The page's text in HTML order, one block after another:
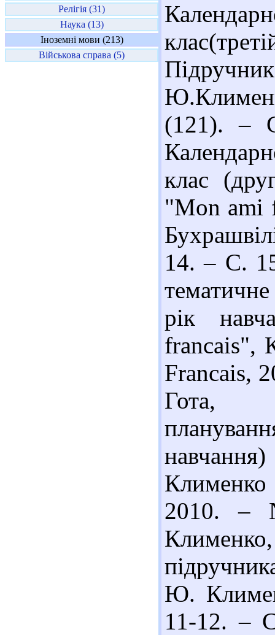
Релігія (31)
Наука (13)
Іноземні мови (213)
Військова справа (5)
(121). –
клас
"Mon
14. – С.
рік
francais",
Francais,
Гота,
2010. –
Ю.
11-12. –